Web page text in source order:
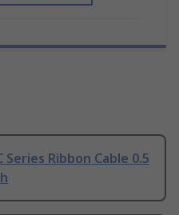
Ribbon Cable 0.5